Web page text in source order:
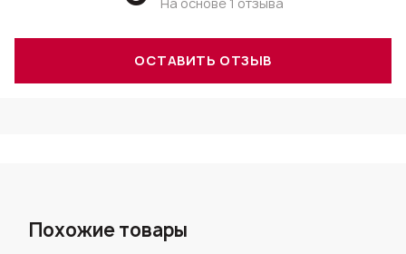
ОСТАВИТЬ ОТЗЫВ
Похожие товары